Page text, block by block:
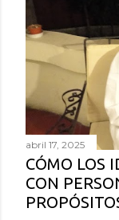
abril 17, 2025
CÓMO LOS
CON